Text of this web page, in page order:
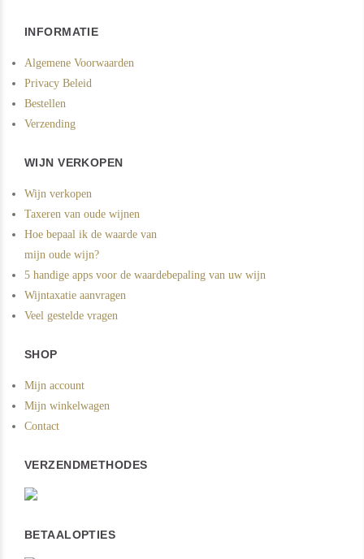
INFORMATIE
Algemene Voorwaarden
Privacy Beleid
Bestellen
Verzending
WIJN VERKOPEN
Wijn verkopen
Taxeren van oude wijnen
Hoe bepaal ik de waarde van
mijn oude wijn?
5 handige apps voor de waardebepaling van uw wijn
Wijntaxatie aanvragen
Veel gestelde vragen
SHOP
Mijn account
Mijn winkelwagen
Contact
VERZENDMETHODES
BETAALOPTIES